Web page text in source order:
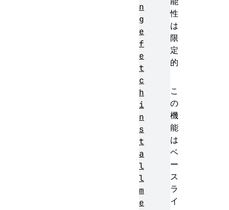
性
は
限
定
的
こ
の
機
能
は
ベ
ー
ス
ラ
イ
n
g
e
f
e
t
c
h
i
n
s
t
a
l
l
m
e